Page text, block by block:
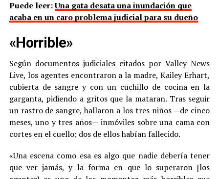
Puede leer:Una gata desata una inundación que
acaba en un caro problema judicial para su dueño
«Horrible»
Según documentos judiciales citados por Valley News
Live, los agentes encontraron a la madre, Kailey Erhart,
cubierta de sangre y con un cuchillo de cocina en la
garganta, pidiendo a gritos que la mataran. Tras seguir
un rastro de sangre, hallaron a los tres niños —de cinco
meses, uno y tres años— inmóviles sobre una cama con
cortes en el cuello; dos de ellos habían fallecido.
«Una escena como esa es algo que nadie debería tener
que ver jamás, y la forma en que lo superaron [los